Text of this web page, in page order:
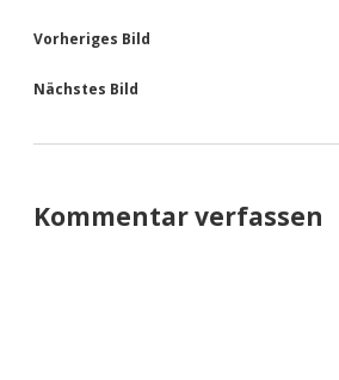
Vorheriges Bild
Nächstes Bild
Kommentar verfassen